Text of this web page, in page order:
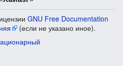
GNU Free Documentation
(если не указано иное).